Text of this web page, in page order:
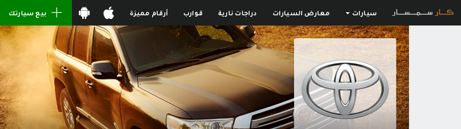
سيارات معارض السيارات دراجات نارية قوارب أرقام مميزة بيع سيارتك